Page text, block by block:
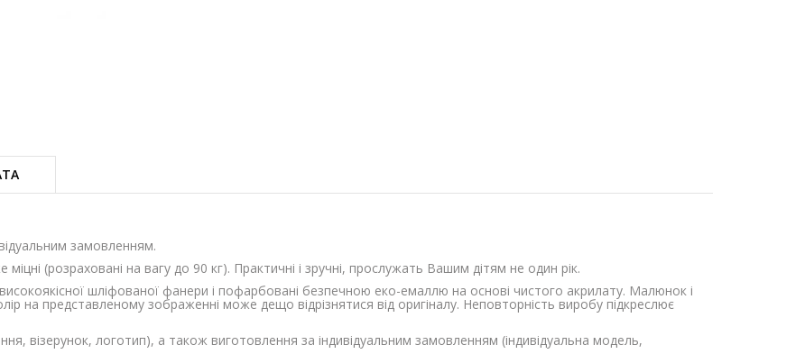
замовленням.
міцні (розраховані на вагу до 90 кг). Практичні і зручні, прослужать Вашим дітям не один рік.
шліфованої фанери і пофарбовані безпечною еко-емаллю на основі чистого акрилату. Малюнок і
на представленому зображенні може дещо відрізнятися від оригіналу. Неповторність виробу підкреслює
візерунок, логотип), а також виготовлення за індивідуальним замовленням (індивідуальна модель,